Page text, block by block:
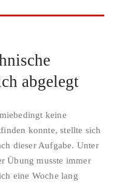
abgelegt
keine
konnte, stellte sich
dieser Aufgabe. Unter
Übung musste immer
eine Woche lang